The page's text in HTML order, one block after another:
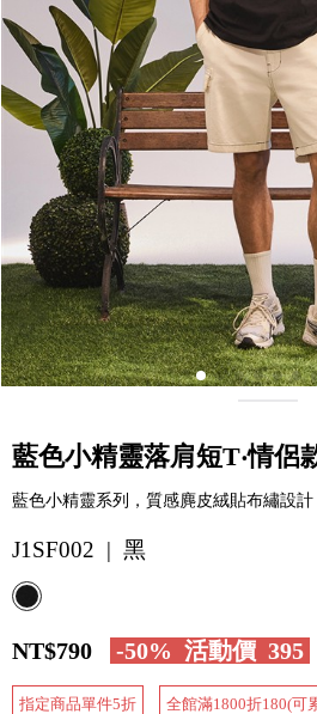
藍色小精靈落肩短T‧情侶
藍色小精靈系列，質感麂皮絨貼布繡設
J1SF002 | 黑
NT$790 -50% 活動價 395
指定商品單件5折 全館滿1800折180(可